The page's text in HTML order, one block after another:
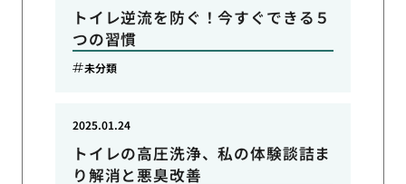
トイレ逆流を防ぐ！今すぐできる５
つの習慣
未分類
トイレの高圧洗浄、私の体験談詰ま
り解消と悪臭改善
2025.01.24